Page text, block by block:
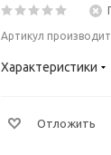
Артикул
Характеристики
Отложить